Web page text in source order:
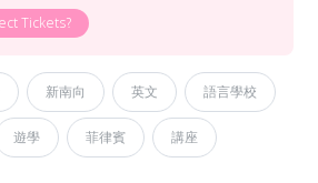
Tickets?
新南向 英文 語言學校
遊學 菲律賓 講座